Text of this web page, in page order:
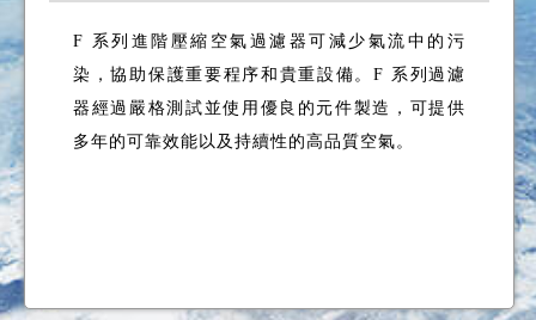
F 系列進階壓縮空氣過濾器可減少氣流中的污
染，協助保護重要程序和貴重設備。F 系列過濾
器經過嚴格測試並使用優良的元件製造，可提供
多年的可靠效能以及持續性的高品質空氣。